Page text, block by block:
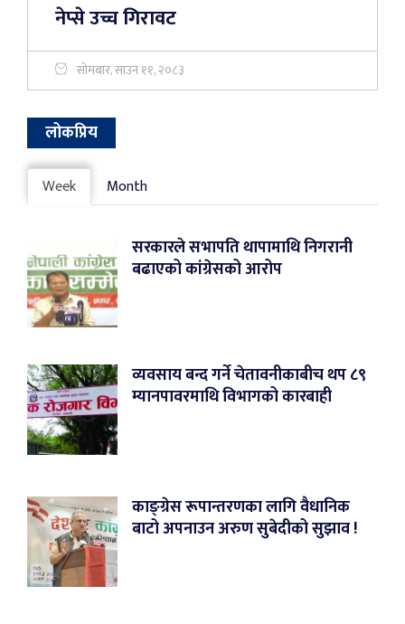
नेप्से उच्च गिरावट
सोमबार, साउन ११, २०८३
लोकप्रिय
Week Month
सरकारले सभापति थापामाथि निगरानी
बढाएको कांग्रेसको आरोप
व्यवसाय बन्द गर्ने चेतावनीकाबीच थप ८९
म्यानपावरमाथि विभागको कारबाही
काङ्ग्रेस रूपान्तरणका लागि वैधानिक
बाटो अपनाउन अरुण सुबेदीको सुझाव !